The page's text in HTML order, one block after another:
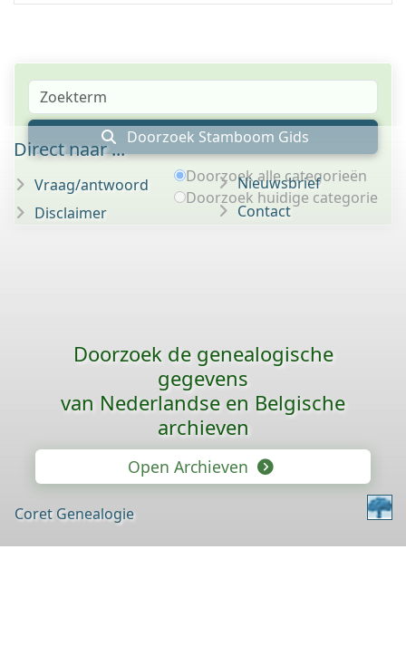
Doorzoek Stamboom Gids
Doorzoek alle categorieën
Doorzoek huidige categorie
Direct naar ...
Vraag/antwoord
Disclaimer
Nieuwsbrief
Contact
Doorzoek de genealogische
gegevens
van Nederlandse en Belgische
archieven
Open Archieven
Coret Genealogie